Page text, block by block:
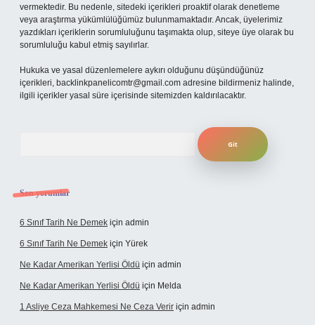
vermektedir. Bu nedenle, sitedeki içerikleri proaktif olarak denetleme
veya araştırma yükümlülüğümüz bulunmamaktadır. Ancak, üyelerimiz
yazdıkları içeriklerin sorumluluğunu taşımakta olup, siteye üye olarak bu
sorumluluğu kabul etmiş sayılırlar.
Hukuka ve yasal düzenlemelere aykırı olduğunu düşündüğünüz
içerikleri, backlinkpanelicomtr@gmail.com adresine bildirmeniz halinde,
ilgili içerikler yasal süre içerisinde sitemizden kaldırılacaktır.
Son yorumlar
6 Sınıf Tarih Ne Demek için admin
6 Sınıf Tarih Ne Demek için Yürek
Ne Kadar Amerikan Yerlisi Öldü için admin
Ne Kadar Amerikan Yerlisi Öldü için Melda
1 Asliye Ceza Mahkemesi Ne Ceza Verir için admin